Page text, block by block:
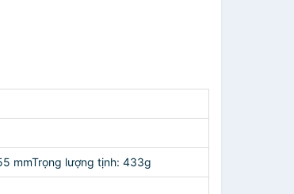
mmTrọng lượng tịnh: 433g